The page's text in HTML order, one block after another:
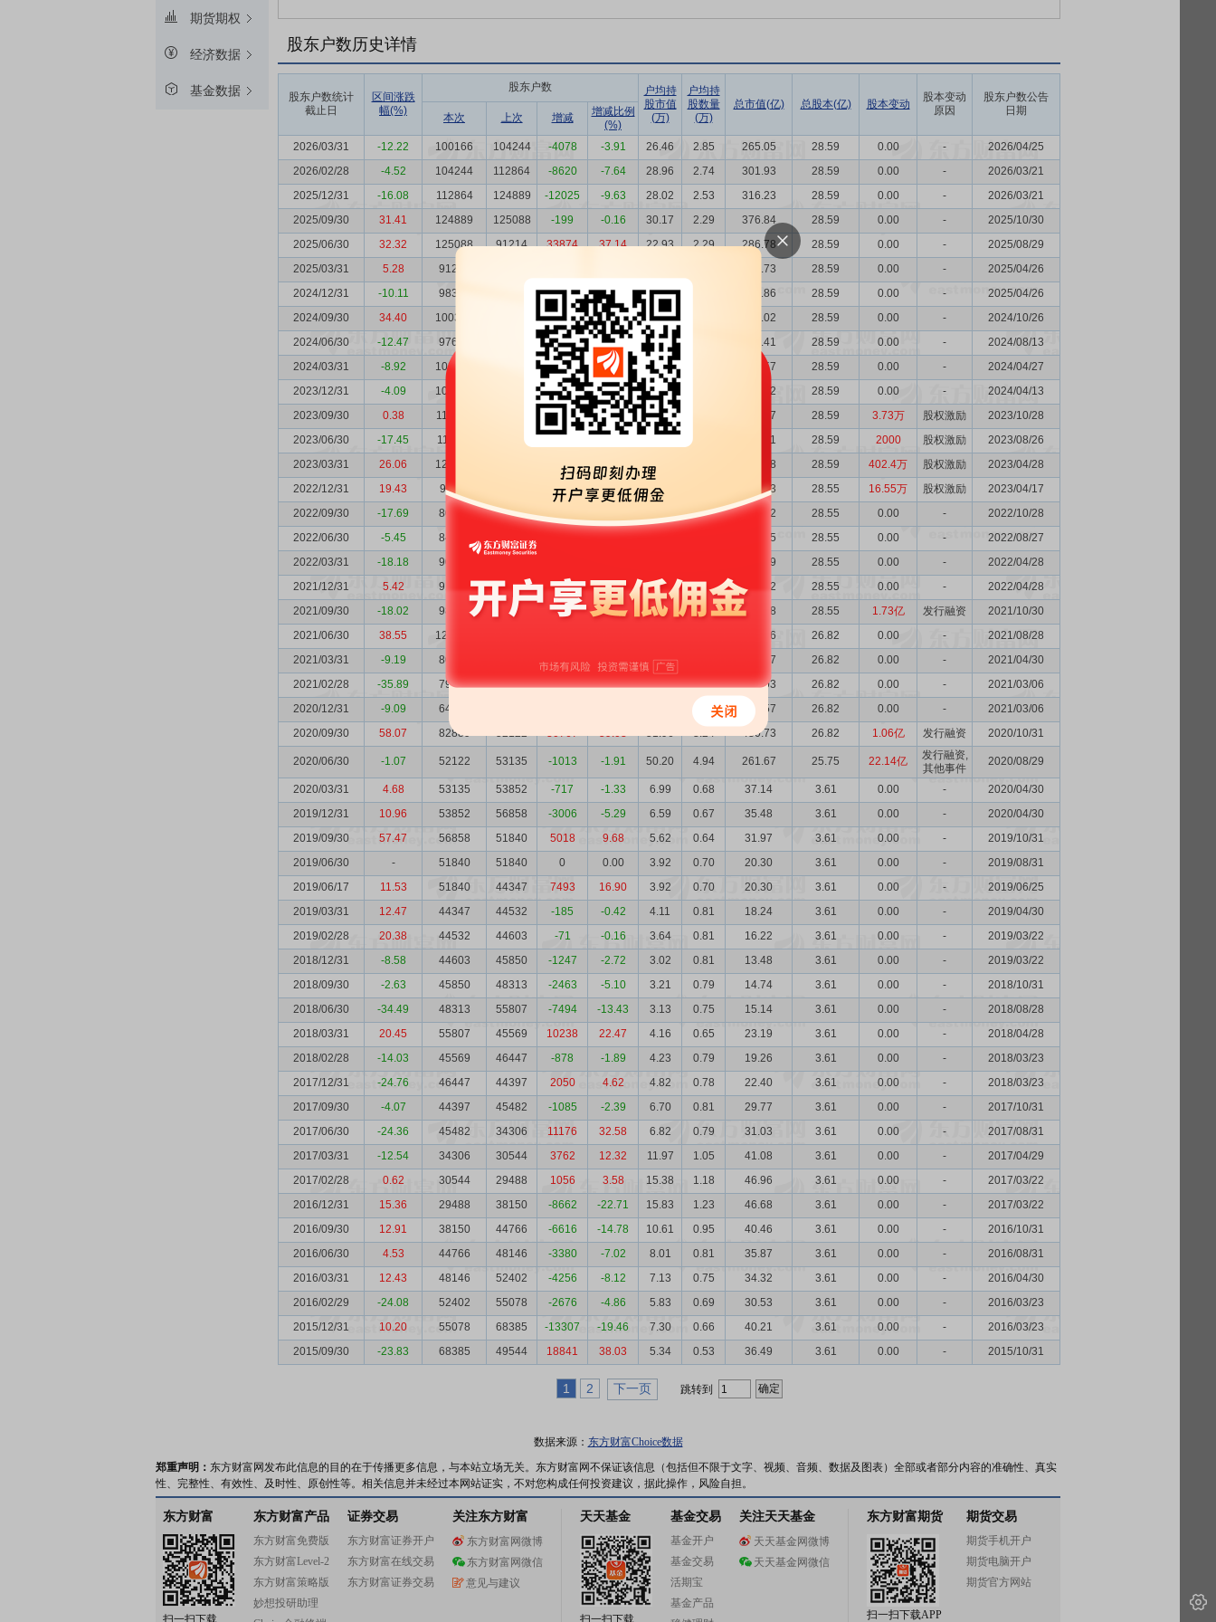
期货期权
经济数据
基金数据
股东户数历史详情
股东户数统计
截止日
区间涨跌
幅(%)
股东户数
户均持
股市值
(万)
户均持
股数量
(万)
总市值(亿) 总股本(亿) 股本变动
股本变动
原因
股东户数公告
日期
本次 上次 增减
增减比例
(%)
2026/03/31
-12.22 100166 104244 -4078 -3.91 26.46 2.85 265.05 28.59 0.00 -
2026/04/25
2026/02/28
-4.52 104244 112864 -8620 -7.64 28.96 2.74 301.93 28.59 0.00 -
2026/03/21
2025/12/31
-16.08 112864 124889 -12025 -9.63 28.02 2.53 316.23 28.59 0.00 -
2026/03/21
2025/09/30
31.41 124889 125088 -199 -0.16 30.17 2.29 376.84 28.59 0.00 -
2025/10/30
2025/06/30
32.32 125088 91214 33874 37.14 22.93 2.29 286.78 28.59 0.00 -
2025/08/29
2025/03/31
5.28 91214 216.73 28.59 0.00 -
2025/04/26
2024/12/31
-10.11 98345 -1968 -1.96 20.93 205.86 28.59 0.00 -
2025/04/26
2024/09/30
34.40 100313 2711 2.78 22.83 229.02 28.59 0.00 -
2024/10/26
2024/06/30
-12.47 97602 -5031 -4.90 17.46 170.41 28.59 0.00 -
2024/08/13
2024/03/31
-8.92 102633 -3780 -3.55 19.06 195.57 28.59 0.00 -
2024/04/27
2023/12/31
-4.09 106413 -8258 -7.20 20.18 214.72 28.59 0.00 -
2024/04/13
2023/09/30
0.38 114671 3564 3.21 19.52 223.87 28.59 3.73万 股权激励
2023/10/28
2023/06/30
-17.45 111107 121816 2.57 223.01 28.59 2000 股权激励
2023/08/26
2023/03/31
26.06 121816 30697 33.69 22.37 272.48 28.59 402.4万 股权激励
2023/04/28
2022/12/31
19.43 91119 10975 13.69 23.69 215.83 28.55 16.55万 股权激励
2023/04/17
2022/09/30
-17.69 80144 84326 22.55 3.56 180.72 28.55 0.00 -
2022/10/28
2022/06/30
-5.45 84326 90297 219.55 28.55 0.00 -
2022/08/27
2022/03/31
-18.18 90297 236.39 28.55 0.00 -
2022/04/28
2021/12/31
5.42 91290 98527 -7237 -7.35 31.65 3.13 288.92 28.55 0.00 -
2022/04/28
2021/09/30
-18.02 98527 123251 -24724 -20.06 27.82 2.90 274.08 28.55 1.73亿 发行融资
2021/10/30
2021/06/30
38.55 123251 314.06 26.82 0.00 -
2021/08/28
2021/03/31
-9.19 80935 1709 2.16 28.17 227.97 26.82 0.00 -
2021/04/30
2021/02/28
-35.89 79226 64741 14485 22.37 31.69 3.39 251.03 26.82 0.00 -
2021/03/06
2020/12/31
-9.09 64741 4.14 391.57 26.82 0.00 -
2021/03/06
2020/09/30
58.07 82889 52122 30767 59.03 51.96 3.24 430.73 26.82 1.06亿 发行融资 2020/10/31
2020/06/30 -1.07 52122 53135 -1013 -1.91 50.20 4.94 261.67 25.75 22.14亿
发行融资,
其他事件
2020/08/29
2020/03/31 4.68 53135 53852 -717 -1.33 6.99 0.68 37.14 3.61 0.00 -
2020/04/30
2019/12/31
10.96 53852 56858 -3006 -5.29 6.59 0.67 35.48 3.61 0.00 -
2020/04/30
2019/09/30
57.47 56858 51840 5018 9.68 5.62 0.64 31.97 3.61 0.00 -
2019/10/31
2019/06/30
- 51840 51840 0 0.00 3.92 0.70 20.30 3.61 0.00 -
2019/08/31
2019/06/17
11.53 51840 44347 7493 16.90 3.92 0.70 20.30 3.61 0.00 -
2019/06/25
2019/03/31
12.47 44347 44532 -185 -0.42 4.11 0.81 18.24 3.61 0.00 -
2019/04/30
2019/02/28
20.38 44532 44603 -71 -0.16 3.64 0.81 16.22 3.61 0.00 -
2019/03/22
2018/12/31
-8.58 44603 45850 -1247 -2.72 3.02 0.81 13.48 3.61 0.00 -
2019/03/22
2018/09/30
-2.63 45850 48313 -2463 -5.10 3.21 0.79 14.74 3.61 0.00 -
2018/10/31
2018/06/30
-34.49 48313 55807 -7494 -13.43 3.13 0.75 15.14 3.61 0.00 -
2018/08/28
2018/03/31
20.45 55807 45569 10238 22.47 4.16 0.65 23.19 3.61 0.00 -
2018/04/28
2018/02/28
-14.03 45569 46447 -878 -1.89 4.23 0.79 19.26 3.61 0.00 -
2018/03/23
2017/12/31
-24.76 46447 44397 2050 4.62 4.82 0.78 22.40 3.61 0.00 -
2018/03/23
2017/09/30
-4.07 44397 45482 -1085 -2.39 6.70 0.81 29.77 3.61 0.00 -
2017/10/31
2017/06/30
-24.36 45482 34306 11176 32.58 6.82 0.79 31.03 3.61 0.00 -
2017/08/31
2017/03/31
-12.54 34306 30544 3762 12.32 11.97 1.05 41.08 3.61 0.00 -
2017/04/29
2017/02/28
0.62 30544 29488 1056 3.58 15.38 1.18 46.96 3.61 0.00 -
2017/03/22
2016/12/31
15.36 29488 38150 -8662 -22.71 15.83 1.23 46.68 3.61 0.00 -
2017/03/22
2016/09/30
12.91 38150 44766 -6616 -14.78 10.61 0.95 40.46 3.61 0.00 -
2016/10/31
2016/06/30
4.53 44766 48146 -3380 -7.02 8.01 0.81 35.87 3.61 0.00 -
2016/08/31
2016/03/31
12.43 48146 52402 -4256 -8.12 7.13 0.75 34.32 3.61 0.00 -
2016/04/30
2016/02/29
-24.08 52402 55078 -2676 -4.86 5.83 0.69 30.53 3.61 0.00 -
2016/03/23
2015/12/31
10.20 55078 68385 -13307 -19.46 7.30 0.66 40.21 3.61 0.00 -
2016/03/23
2015/09/30
-23.83 68385 49544 18841 38.03 5.34 0.53 36.49 3.61 0.00 - 2015/10/31
1 2 下一页 跳转到
数据来源： 东方财富Choice数据
郑重声明： 东方财富网发布此信息的目的在于传播更多信息，与本站立场无关。东方财富网不保证该信息（包括但不限于文字、视频、音频、数据及图表）全部或者部分内容的准确性、真实
性、完整性、有效性、及时性、原创性等。相关信息并未经过本网站证实，不对您构成任何投资建议，据此操作，风险自担。
东方财富
扫一扫下载
东方财富产品
东方财富免费版
东方财富Level-2
东方财富策略版
妙想投研助理
证券交易
东方财富证券开户
东方财富在线交易
东方财富证券交易
关注东方财富
东方财富网微博
东方财富网微信
意见与建议
天天基金
扫一扫下载
基金交易
基金开户
基金交易
活期宝
基金产品
关注天天基金
天天基金网微博
天天基金网微信
东方财富期货
扫一扫下载APP
期货交易
期货手机开户
期货电脑开户
期货官方网站